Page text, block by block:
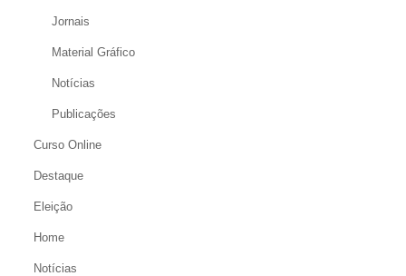
Jornais
Material Gráfico
Notícias
Publicações
Curso Online
Destaque
Eleição
Home
Notícias